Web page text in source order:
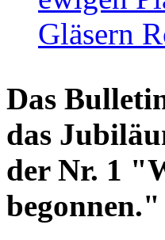
Gläsern
Das
das
der Nr. 1
begonnen."